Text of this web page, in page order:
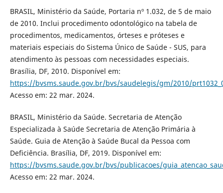
BRASIL, Ministério da Saúde, Portaria nº 1.032, de 5 de maio
de 2010. Inclui procedimento odontológico na tabela de
procedimentos, medicamentos, órteses e próteses e
materiais especiais do Sistema Único de Saúde - SUS, para
atendimento às pessoas com necessidades especiais.
Brasília, DF, 2010. Disponível em:
https://bvsms.saude.gov.br/bvs/saudelegis/gm/2010/
Acesso em: 22 mar. 2024.
BRASIL, Ministério da Saúde. Secretaria de Atenção
Especializada à Saúde Secretaria de Atenção Primária à
Saúde. Guia de Atenção à Saúde Bucal da Pessoa com
Deficiência. Brasília, DF, 2019. Disponível em:
https://bvsms.saude.gov.br/bvs/publicacoes/
Acesso em: 22 mar. 2024.